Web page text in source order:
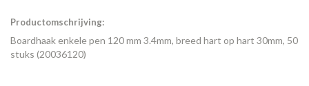
Productomschrijving:
Boardhaak enkele pen 120 mm 3.4mm, breed hart op hart 30mm, 50
stuks (20036120)